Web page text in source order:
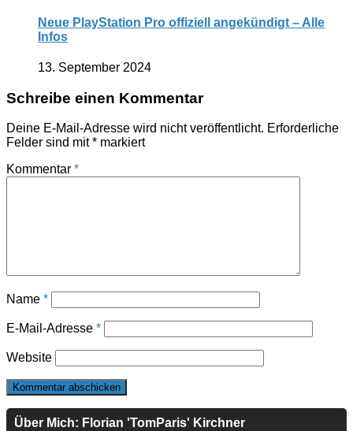
Neue PlayStation Pro offiziell angekündigt – Alle
Infos
13. September 2024
Schreibe einen Kommentar
Deine E-Mail-Adresse wird nicht veröffentlicht. Erforderliche
Felder sind mit* markiert
Kommentar *
Name *
E-Mail-Adresse *
Website
Über Mich: Florian 'TomParis' Kirchner